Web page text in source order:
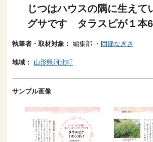
じつはハウスの隅に生えて
グサです タラスピが１本
執筆者・取材対象： 編集部 ・ 岡部なぎさ
地域： 山形県河北町
サンプル画像